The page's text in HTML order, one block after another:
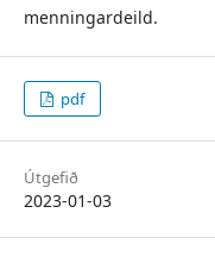
menningardeild.
pdf
Útgefið
2023-01-03